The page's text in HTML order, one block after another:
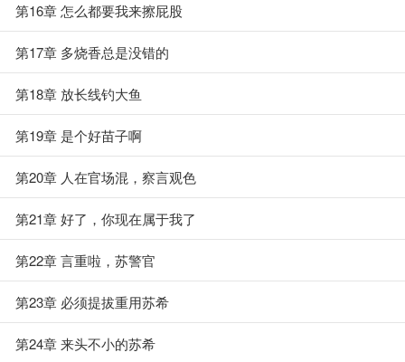
第16章 怎么都要我来擦屁股
第17章 多烧香总是没错的
第18章 放长线钓大鱼
第19章 是个好苗子啊
第20章 人在官场混，察言观色
第21章 好了，你现在属于我了
第22章 言重啦，苏警官
第23章 必须提拔重用苏希
第24章 来头不小的苏希